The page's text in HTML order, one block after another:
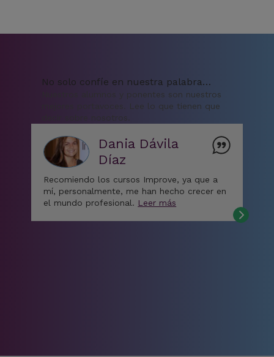
No solo confíe en nuestra palabra…
Nuestros alumnos y ponentes son nuestros
mejores portavoces. Lee lo que tienen que
decir sobre nosotros.
Dania Dávila
Díaz
Recomiendo los cursos Improve, ya que a
mí, personalmente, me han hecho crecer en
el mundo profesional. Leer más